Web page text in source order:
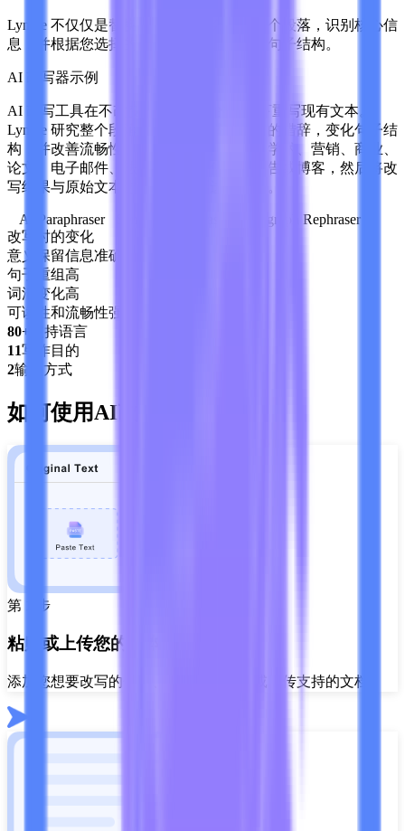
Lynote 不仅仅是替换同义词。它会阅读整个段落，识别核心信
息，并根据您选择的写作目的重建措辞和句子结构。
AI 改写器示例
AI 改写工具在不改变其背后思想的情况下重写现有文本。
Lynote 研究整个段落的上下文，替换重复的措辞，变化句子结
构，并改善流畅性。选择一个目的，例如学术、营销、商业、
论文、电子邮件、法律、故事、信件、报告或博客，然后将改
写结果与原始文本进行比较，再进行复制。
AI Paraphraser
Paragraph Rephraser
改写时的变化
意义保留信息准确
句子重组高
词汇变化高
可读性和流畅性强
80+
支持语言
11写作目的
2输入方式
如何使用AI改写文本
第 1 步
粘贴或上传您的文本
添加您想要改写的句子、段落或草稿，或上传支持的文档。